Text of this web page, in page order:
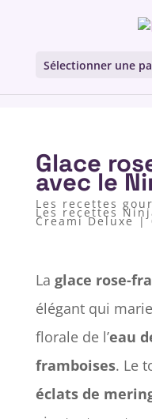
Sélectionner une
Glace
avec le
Les recettes
Les recettes
Creami Deluxe|
La glace rose-
élégant qui
florale de l’eau
framboises. Le
éclats de